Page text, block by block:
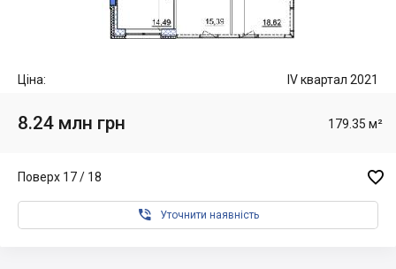
Ціна: IV квартал 2021
8.24 млн грн 179.35 м²
Поверх 17 / 18 
 Уточнити наявність